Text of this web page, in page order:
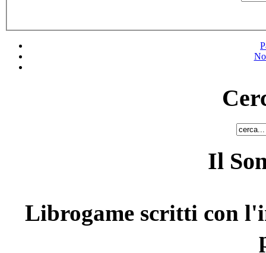
Il
Librogame scritti con